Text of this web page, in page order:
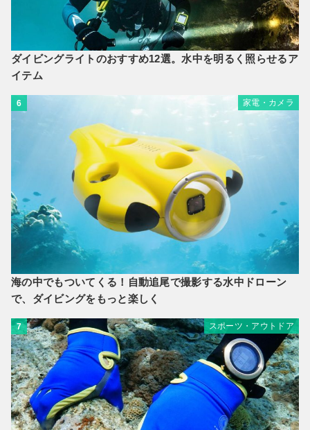
ダイビングライトのおすすめ12選。水中を明るく照らせるア
イテム
6 家電・カメラ
海の中でもついてくる！自動追尾で撮影する水中ドローン
で、ダイビングをもっと楽しく
7 スポーツ・アウトドア